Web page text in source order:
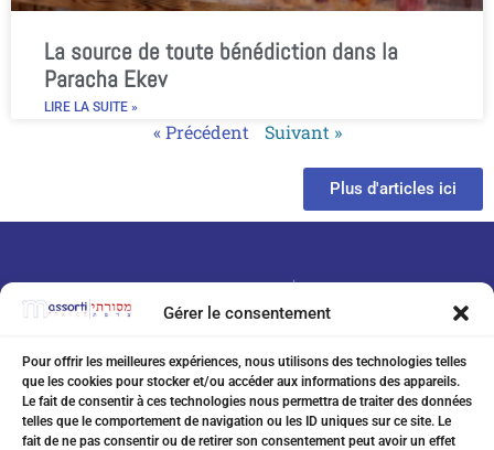
Gérer le consentement
Pour offrir les meilleures expériences, nous utilisons des technologies telles
que les cookies pour stocker et/ou accéder aux informations des appareils.
Le fait de consentir à ces technologies nous permettra de traiter des données
telles que le comportement de navigation ou les ID uniques sur ce site. Le
fait de ne pas consentir ou de retirer son consentement peut avoir un effet
La source de toute bénédiction dans la
Paracha Ekev
LIRE LA SUITE »
« Précédent Suivant »
Plus d'articles ici
07 75 76 20 97
eitanchikli@gmail.com